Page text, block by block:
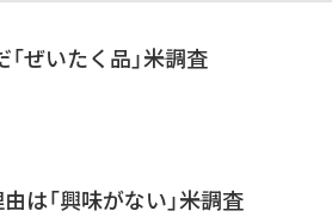
いたく品」――米調査
「興味がない」――米調査